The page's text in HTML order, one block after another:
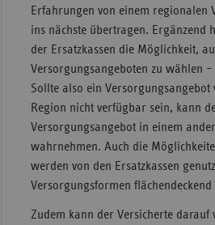
Erfahrungen von einem regionalen
ins nächste übertragen. Ergänzend
der Ersatzkassen die Möglichkeit,
Versorgungsangeboten zu wählen
Sollte also ein
Region nicht verfügbar sein, kann
Versorgungsangebot in einem
wahrnehmen. Auch die
werden von den Ersatzkassen
Versorgungsformen flächendeckend
Zudem kann der Versicherte darauf